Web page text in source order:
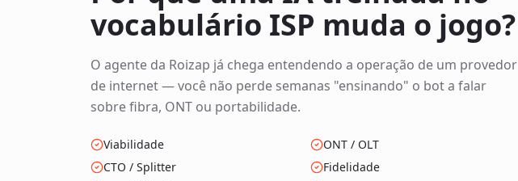
vocabulário ISP muda o jogo?
O agente da Roizap já chega entendendo a operação de um provedor
de internet — você não perde semanas "ensinando" o bot a falar
sobre fibra, ONT ou portabilidade.
Viabilidade
ONT / OLT
CTO / Splitter
Fidelidade